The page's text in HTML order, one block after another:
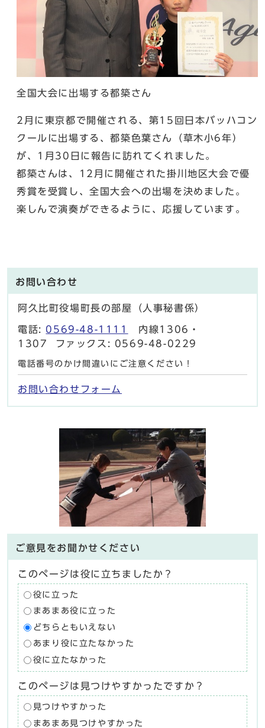
全国大会に出場する都築さん
2月に東京都で開催される、第15回日本バッハコン
クールに出場する、都築色葉さん（草木小6年）
が、1月30日に報告に訪れてくれました。
都築さんは、12月に開催された掛川地区大会で優
秀賞を受賞し、全国大会への出場を決めました。
楽しんで演奏ができるように、応援しています。
お問い合わせ
阿久比町役場町長の部屋（人事秘書係）
電話: 0569-48-1111
内線1306・
1307 ファックス: 0569-48-0229
電話番号のかけ間違いにご注意ください！
お問い合わせフォーム
ご意見をお聞かせください
このページは役に立ちましたか？
役に立った
まあまあ役に立った
どちらともいえない
あまり役に立たなかった
役に立たなかった
このページは見つけやすかったですか？
見つけやすかった
まあまあ見つけやすかった